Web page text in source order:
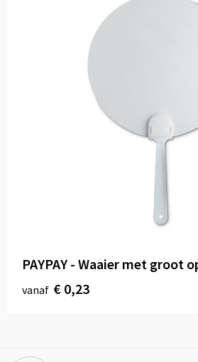
PAYPAY - Waaier met groot
vanaf € 0,23